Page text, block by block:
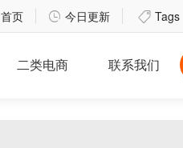
首页  今日更新  Tags
二类电商 联系我们